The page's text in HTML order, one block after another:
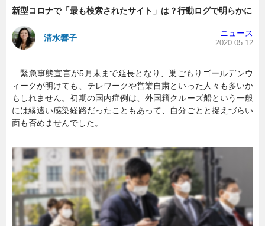
企業インタビュー 専門家インタビュー
副業 ニュース
暮らし エンタメ
新型コロナで「最も検索されたサイト」は？行動ログで明らかに
清水響子 ニュース
2020.05.12
緊急事態宣言が5月末まで延長となり、巣ごもりゴールデンウ
ィークが明けても、テレワークや営業自粛といった人々も多いか
もしれません。初期の国内症例は、外国籍クルーズ船という一般
には縁遠い感染経路だったこともあって、自分ごとと捉えづらい
面も否めませんでした。